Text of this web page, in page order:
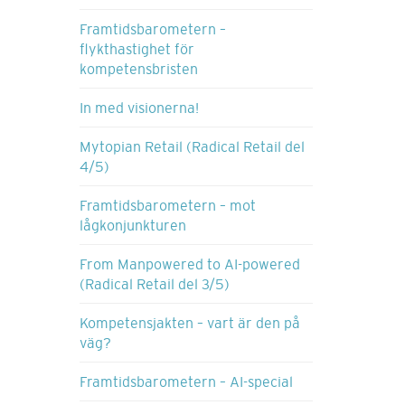
Framtidsbarometern –
flykthastighet för
kompetensbristen
In med visionerna!
Mytopian Retail (Radical Retail del
4/5)
Framtidsbarometern – mot
lågkonjunkturen
From Manpowered to AI-powered
(Radical Retail del 3/5)
Kompetensjakten – vart är den på
väg?
Framtidsbarometern – AI-special